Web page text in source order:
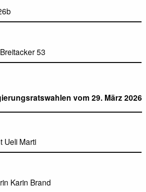
53
vom 29. März 2026
Ueli Marti
Karin Brand